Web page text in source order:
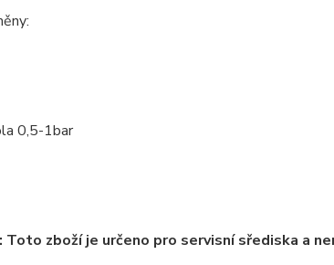
0,5-1bar
Toto zboží je určeno pro servisní sřediska a